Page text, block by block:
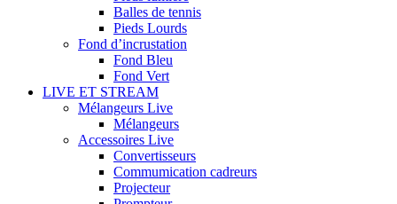
Balles de tennis
Pieds Lourds
Fond d’incrustation
Fond Bleu
Fond Vert
LIVE ET STREAM
Mélangeurs Live
Mélangeurs
Accessoires Live
Convertisseurs
Commumication cadreurs
Projecteur